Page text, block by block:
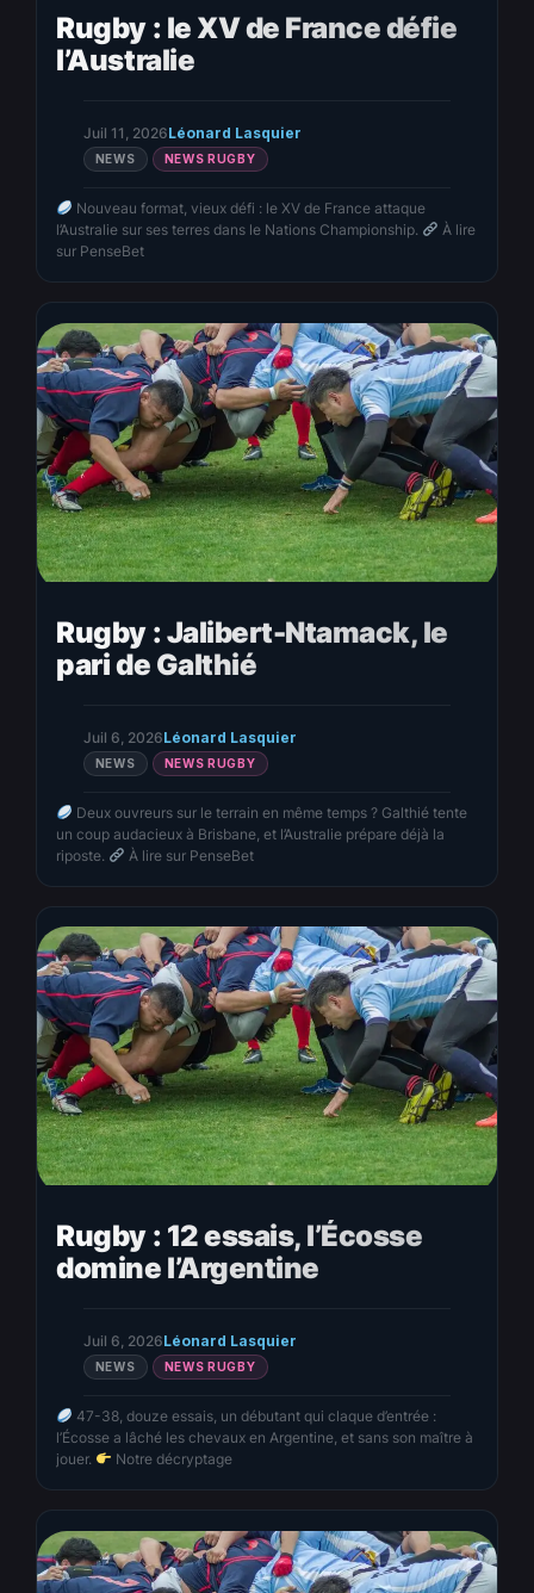
Rugby : le XV de France défie
l’Australie
Juil 11, 2026Léonard Lasquier
NEWS NEWS RUGBY
Nouveau format, vieux défi : le XV de France attaque
l’Australie sur ses terres dans le Nations Championship.
À lire
sur PenseBet
Rugby : Jalibert-Ntamack, le
pari de Galthié
Juil 6, 2026Léonard Lasquier
NEWS NEWS RUGBY
Deux ouvreurs sur le terrain en même temps ? Galthié tente
un coup audacieux à Brisbane, et l’Australie prépare déjà la
riposte.
À lire sur PenseBet
Rugby : 12 essais, l’Écosse
domine l’Argentine
Juil 6, 2026Léonard Lasquier
NEWS NEWS RUGBY
47-38, douze essais, un débutant qui claque d’entrée :
l’Écosse a lâché les chevaux en Argentine, et sans son maître à
jouer.
Notre décryptage